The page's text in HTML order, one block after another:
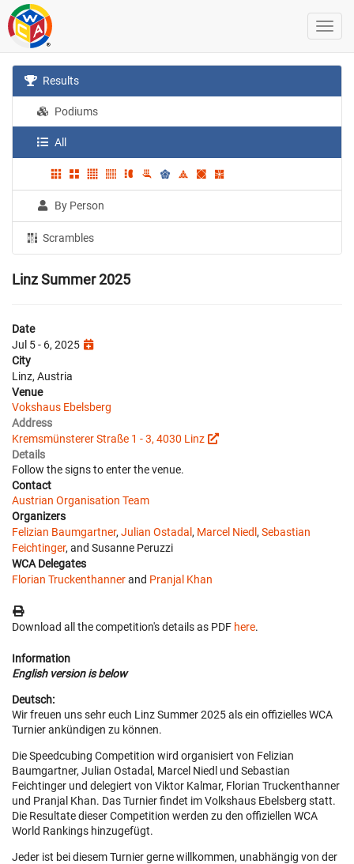
Results
Podiums
All
By Person
Scrambles
Linz Summer 2025
Date
Jul 5 - 6, 2025
City
Linz, Austria
Venue
Vokshaus Ebelsberg
Address
Kremsmünsterer Straße 1 - 3, 4030 Linz
Details
Follow the signs to enter the venue.
Contact
Austrian Organisation Team
Organizers
Felizian Baumgartner, Julian Ostadal, Marcel Niedl, Sebastian
Feichtinger, and Susanne Peruzzi
WCA Delegates
Florian Truckenthannerand Pranjal Khan
Download all the competition's details as PDF here.
Information
English version is below
Deutsch:
Wir freuen uns sehr euch Linz Summer 2025 als ein offizielles WCA
Turnier ankündigen zu können.
Die Speedcubing Competition wird organisiert von Felizian
Baumgartner, Julian Ostadal, Marcel Niedl und Sebastian
Feichtinger und delegiert von Viktor Kalmar, Florian Truckenthanner
und Pranjal Khan. Das Turnier findet im Volkshaus Ebelsberg statt.
Die Resultate dieser Competition werden zu den offiziellen WCA
World Rankings hinzugefügt.
Jeder ist bei diesem Turnier gerne willkommen, unabhängig von der